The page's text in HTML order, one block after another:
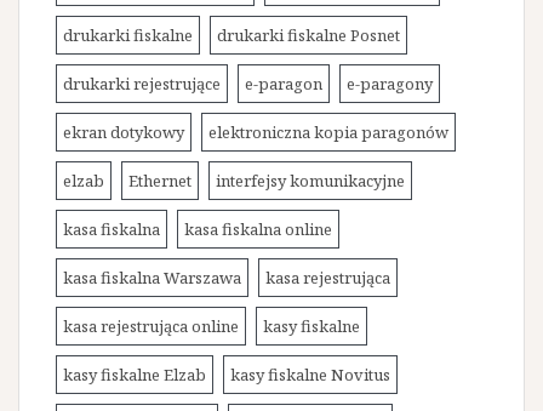
drukarki fiskalne drukarki fiskalne Posnet
drukarki rejestrujące e-paragon e-paragony
ekran dotykowy elektroniczna kopia paragonów
elzab Ethernet interfejsy komunikacyjne
kasa fiskalna kasa fiskalna online
kasa fiskalna Warszawa kasa rejestrująca
kasa rejestrująca online kasy fiskalne
kasy fiskalne Elzab kasy fiskalne Novitus